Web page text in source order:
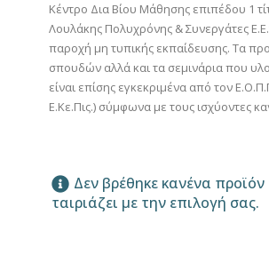
Κέντρο Δια Βίου Μάθησης επιπέδου 1
Λουλάκης Πολυχρόνης & Συνεργάτες
παροχή μη τυπικής εκπαίδευσης. Τα
σπουδών αλλά και τα σεμινάρια που
είναι επίσης εγκεκριμένα από τον
Ε.Κε.Πις.) σύμφωνα με τους ισχύοντες
Δεν βρέθηκε κανένα
ταιριάζει με την επιλογή σας.